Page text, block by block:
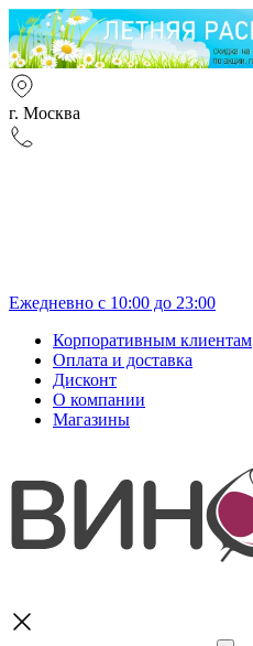
г. Москва
Ежедневно с 10:00 до 23:00
Корпоративным клиентам
Оплата и доставка
Дисконт
О компании
Магазины